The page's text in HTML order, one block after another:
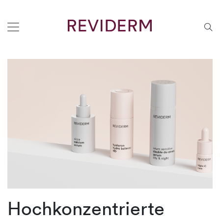
Hochkonzentrierte